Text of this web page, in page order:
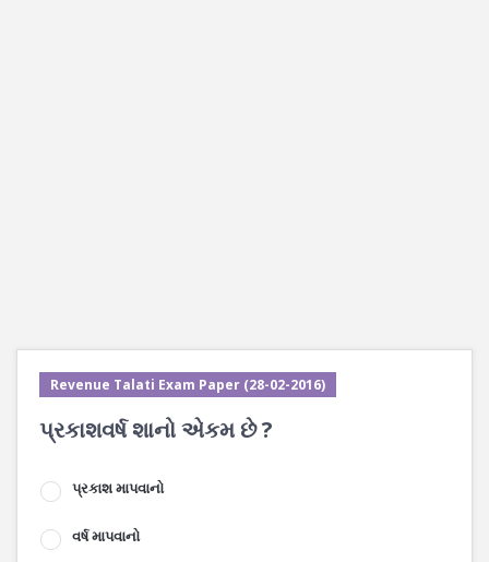
Revenue Talati Exam Paper (28-02-2016)
પ્રકાશવર્ષ શાનો એકમ છે ?
પ્રકાશ માપવાનો
વર્ષ માપવાનો